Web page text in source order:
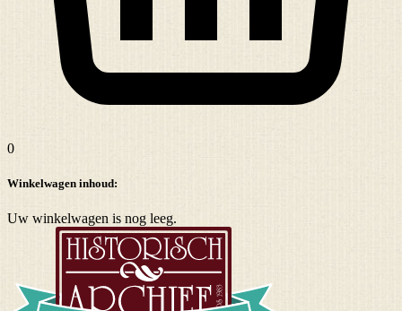
0
Winkelwagen inhoud:
Uw winkelwagen is nog leeg.